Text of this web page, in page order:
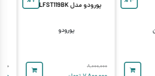
پورودو مدل PDLFST119BK
پورودو
۸,۰۰۰,۰۰۰